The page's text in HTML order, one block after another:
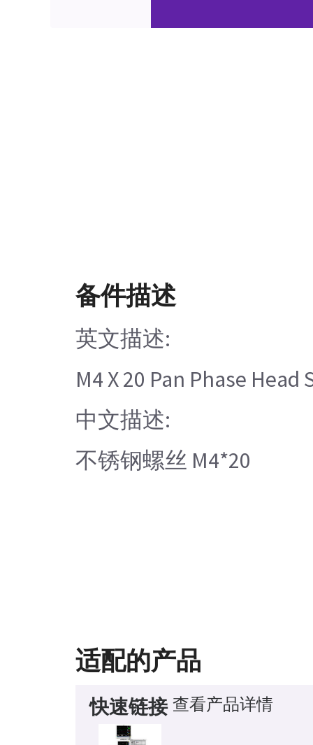
备件描述
英文描述:
M4 X 20 Pan Phase
中文描述:
不锈钢螺丝 M4*20
适配的产品
快速链接 查看产品详情